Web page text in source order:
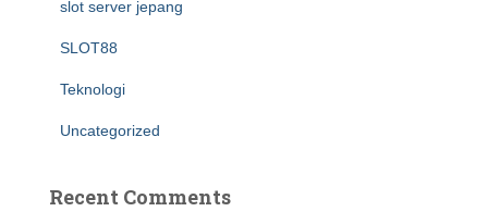
slot server jepang
SLOT88
Teknologi
Uncategorized
Recent Comments